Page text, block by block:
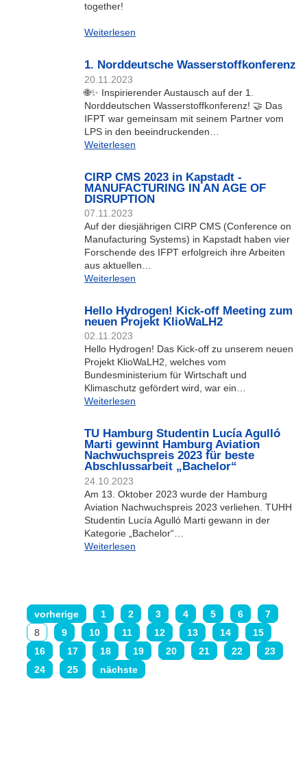
together!
Weiterlesen
1. Norddeutsche Wasserstoffkonferenz
20.11.2023
🌐✨ Inspirierender Austausch auf der 1.
Norddeutschen Wasserstoffkonferenz! 🤝 Das
IFPT war gemeinsam mit seinem Partner vom
LPS in den beeindruckenden…
Weiterlesen
CIRP CMS 2023 in Kapstadt -
MANUFACTURING IN AN AGE OF
DISRUPTION
07.11.2023
Auf der diesjährigen CIRP CMS (Conference on
Manufacturing Systems) in Kapstadt haben vier
Forschende des IFPT erfolgreich ihre Arbeiten
aus aktuellen…
Weiterlesen
Hello Hydrogen! Kick-off Meeting zum
neuen Projekt KlioWaLH2
02.11.2023
Hello Hydrogen! Das Kick-off zu unserem neuen
Projekt KlioWaLH2, welches vom
Bundesministerium für Wirtschaft und
Klimaschutz gefördert wird, war ein…
Weiterlesen
TU Hamburg Studentin Lucía Agulló
Marti gewinnt Hamburg Aviation
Nachwuchspreis 2023 für beste
Abschlussarbeit „Bachelor“
24.10.2023
Am 13. Oktober 2023 wurde der Hamburg
Aviation Nachwuchspreis 2023 verliehen. TUHH
Studentin Lucía Agulló Marti gewann in der
Kategorie „Bachelor“…
Weiterlesen
vorherige 1 2 3 4 5 6
7
8
9 10 11 12 13 14
15
16
17 18 19 20 21 22
23
24
25 nächste